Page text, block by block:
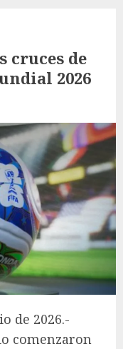
cruces de
2026
de 2026.-
comenzaron